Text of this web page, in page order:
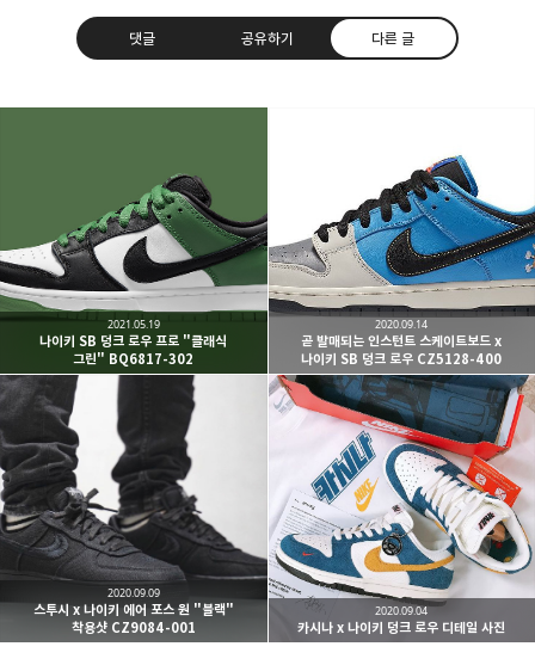
댓글 공유하기 다른 글
kjgsb 님의 블로그입니다.
구독하기
구독하기 카카오톡 라인 트위터
카카오스토리 네이버 블로그
나이키 SB 덩크 로우 프로 "클래식
그린" BQ6817-302
2021.05.19
곧 발매되는 인스턴트 스케이트보드 x
나이키 SB 덩크 로우 CZ5128-400
2020.09.14
스투시 x 나이키 에어 포스 원 "블랙"
착용샷 CZ9084-001
2020.09.09
카시나 x 나이키 덩크 로우 디테일 사진
2020.09.04